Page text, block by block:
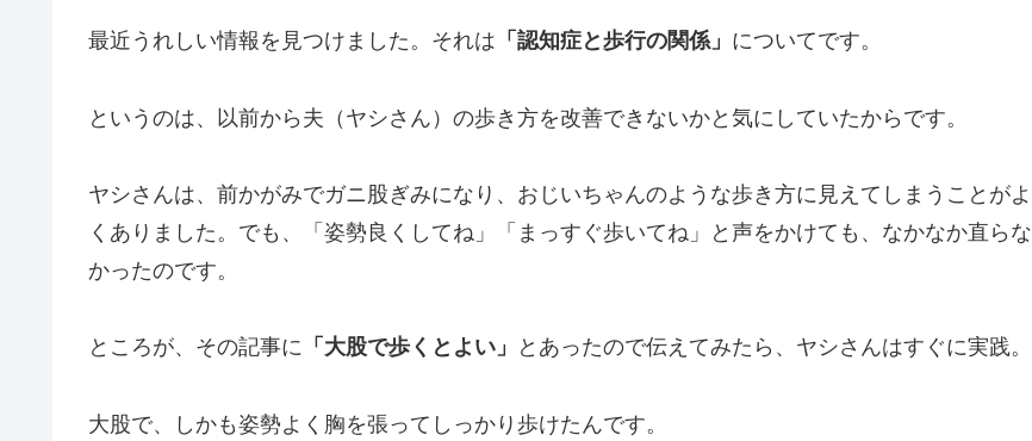
最近うれしい情報を見つけました。それは 「認知症と歩行の関係」 についてです。
というのは、以前から夫（ヤシさん）の歩き方を改善できないかと気にしていたからです。
ヤシさんは、前かがみでガニ股ぎみになり、おじいちゃんのような歩き方に見えてしまうことがよ
くありました。でも、「姿勢良くしてね」「まっすぐ歩いてね」と声をかけても、なかなか直らな
かったのです。
ところが、その記事に 「大股で歩くとよい」 とあったので伝えてみたら、ヤシさんはすぐに実践。
大股で、しかも姿勢よく胸を張ってしっかり歩けたんです。